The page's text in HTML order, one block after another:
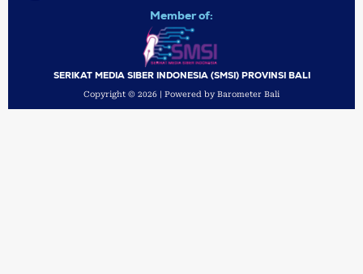
Member of:
SERIKAT MEDIA SIBER INDONESIA (SMSI) PROVINSI BALI
Copyright © 2026 | Powered by Barometer Bali